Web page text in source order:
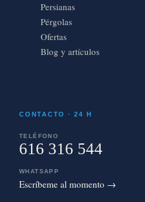
Persianas
Pérgolas
Ofertas
Blog y artículos
CONTACTO · 24 H
TELÉFONO
616 316 544
WHATSAPP
Escríbeme al momento →